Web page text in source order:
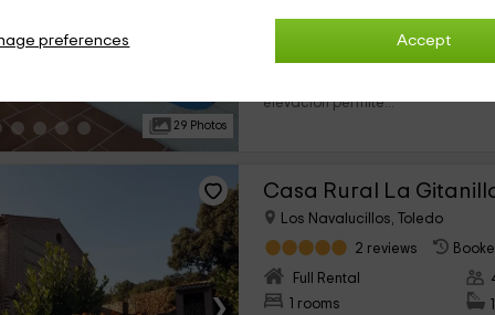
Accept
preferences
29 Photos
Esta casa rural se encuentra
elevación permite...
Casa Rural La
Los Navalucillos, Toledo
2 reviews
Full Rental
1 rooms